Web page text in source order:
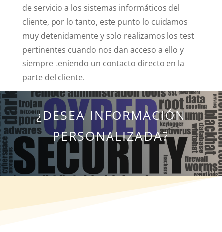
de servicio a los sistemas informáticos del
cliente, por lo tanto, este punto lo cuidamos
muy detenidamente y solo realizamos los test
pertinentes cuando nos dan acceso a ello y
siempre teniendo un contacto directo en la
parte del cliente.
¿DESEA INFORMACIÓN
PERSONALIZADA?